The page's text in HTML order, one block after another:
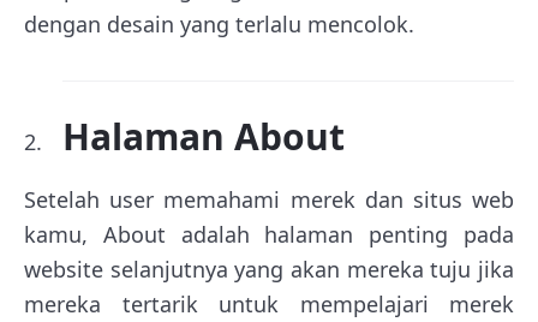
dengan desain yang terlalu mencolok.
Halaman About
Setelah user memahami merek dan situs web
kamu, About adalah halaman penting pada
website selanjutnya yang akan mereka tuju jika
mereka tertarik untuk mempelajari merek